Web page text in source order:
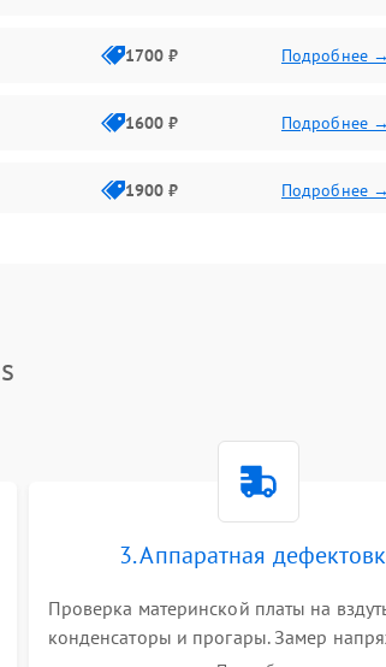
1700 ₽ Подробнее →
1600 ₽ Подробнее →
1900 ₽ Подробнее →
1300 ₽ Подробнее
3. Аппаратная
Проверка материнской платы на
конденсаторы и прогары. Замер